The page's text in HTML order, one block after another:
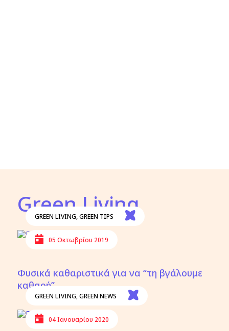
Green Living
GREEN LIVING,GREEN TIPS
05 Οκτωβρίου 2019
Φυσικά καθαριστικά για να “τη βγάλουμε
καθαρή”
GREEN LIVING,GREEN NEWS
04 Ιανουαρίου 2020